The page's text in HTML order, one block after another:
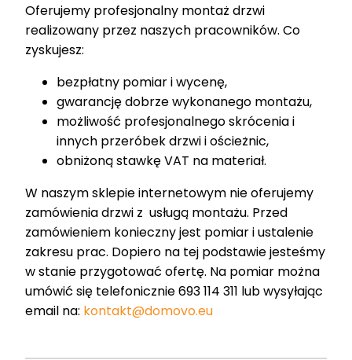
Oferujemy profesjonalny montaż drzwi
realizowany przez naszych pracowników. Co
zyskujesz:
bezpłatny pomiar i wycenę,
gwarancję dobrze wykonanego montażu,
możliwość profesjonalnego skrócenia i
innych przeróbek drzwi i ościeżnic,
obniżoną stawkę VAT na materiał.
W naszym sklepie internetowym nie oferujemy
zamówienia drzwi z usługą montażu. Przed
zamówieniem konieczny jest pomiar i ustalenie
zakresu prac. Dopiero na tej podstawie jesteśmy
w stanie przygotować ofertę. Na pomiar można
umówić się telefonicznie 693 114 311 lub wysyłając
email na: kontakt@domovo.eu